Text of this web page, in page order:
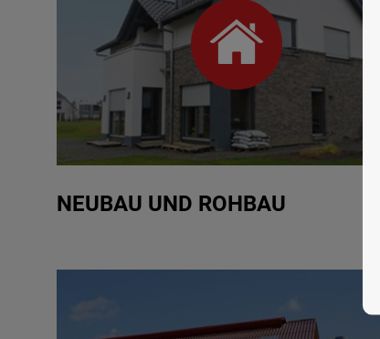
NEUBAU UND ROHBAU